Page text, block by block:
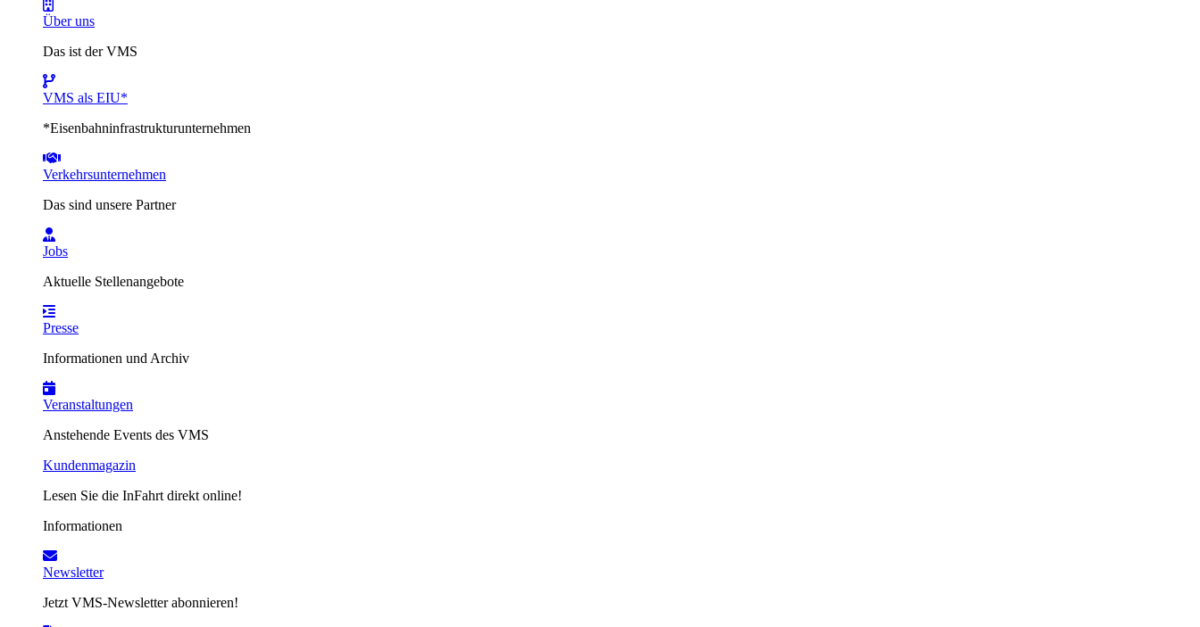
Über uns
Das ist der VMS
VMS als EIU*
*Eisenbahninfrastrukturunternehmen
Verkehrsunternehmen
Das sind unsere Partner
Jobs
Aktuelle Stellenangebote
Presse
Informationen und Archiv
Veranstaltungen
Anstehende Events des VMS
Kundenmagazin
Lesen Sie die InFahrt direkt online!
Informationen
Newsletter
Jetzt VMS-Newsletter abonnieren!